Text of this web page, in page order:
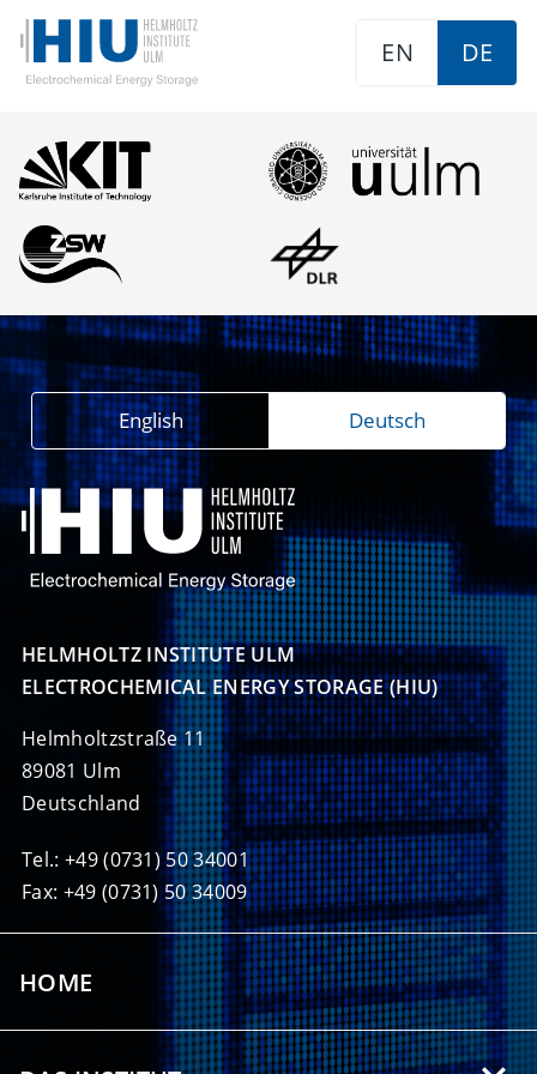
EN DE
HELMHOLTZ INSTITUTE ULM
ELECTROCHEMICAL ENERGY STORAGE (HIU)
Helmholtzstraße 11
89081 Ulm
Deutschland
Tel.: +49 (0731) 50 34001
Fax: +49 (0731) 50 34009
English Deutsch
HOME